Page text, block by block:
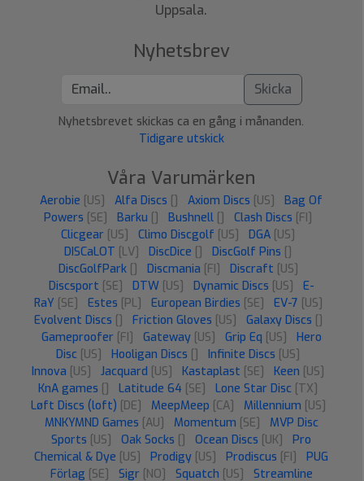
Uppsala.
Nyhetsbrev
Skicka
Nyhetsbrevet skickas ca en gång i månanden.
Tidigare utskick
Våra Varumärken
Aerobie [US] Alfa Discs [] Axiom Discs [US]
Bag Of
Powers [SE] Barku [] Bushnell [] Clash Discs [FI]
Clicgear [US] Climo Discgolf [US] DGA [US]
DISCaLOT [LV] DiscDice [] DiscGolf Pins []
DiscGolfPark [] Discmania [FI] Discraft [US]
Discsport [SE] DTW [US] Dynamic Discs [US]
E-
RaY [SE] Estes [PL] European Birdies [SE] EV-7 [US]
Evolvent Discs [] Friction Gloves [US] Galaxy Discs []
Gameproofer [FI] Gateway [US] Grip Eq [US]
Hero
Disc [US] Hooligan Discs [] Infinite Discs [US]
Innova [US] Jacquard [US] Kastaplast [SE] Keen [US]
KnA games [] Latitude 64 [SE] Lone Star Disc [TX]
Løft Discs (loft) [DE] MeepMeep [CA] Millennium [US]
MNKYMND Games [AU] Momentum [SE]
MVP Disc
Sports [US] Oak Socks [] Ocean Discs [UK]
Pro
Chemical & Dye [US] Prodigy [US] Prodiscus [FI]
PUG
Förlag [SE] Sigr [NO] Squatch [US] Streamline